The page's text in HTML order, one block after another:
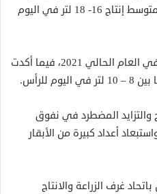
الأبقار الحلوب في العام 2017، بمتوسط إنتاج 16- 18 لتر في اليوم
قالت أنه تراجع إلى 73.333 رأس في العام الحالي 2021، فيما أكدت
للرأس.
والتزايد المضطرد في نفوق
أعداد كبيرة من الأبقار
غرف الزراعة والانتاج